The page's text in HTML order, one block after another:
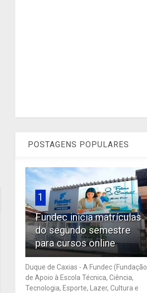
POSTAGENS POPULARES
1
Fundec inicia matrículas
do segundo semestre
para cursos online
Duque de Caxias - A Fundec (Fundação
de Apoio à Escola Técnica, Ciência,
Tecnologia, Esporte, Lazer, Cultura e